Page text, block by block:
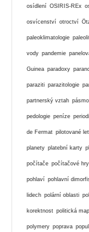
osídlení OSIRIS-REx
osvícenství otroctví
paleoklimatologie
vody pandemie
Guinea paradoxy
paraziti parazitologie
partnerský vztah
pedologie peníze
de Fermat pilotované
planety platební karty
počítače počítačové hry
pohlaví pohlavní
lidech polární oblasti
korektnost politická
polymery poprava